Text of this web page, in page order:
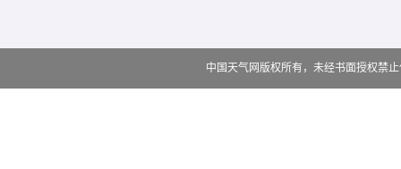
中国天气网版权所有，未经书面授权